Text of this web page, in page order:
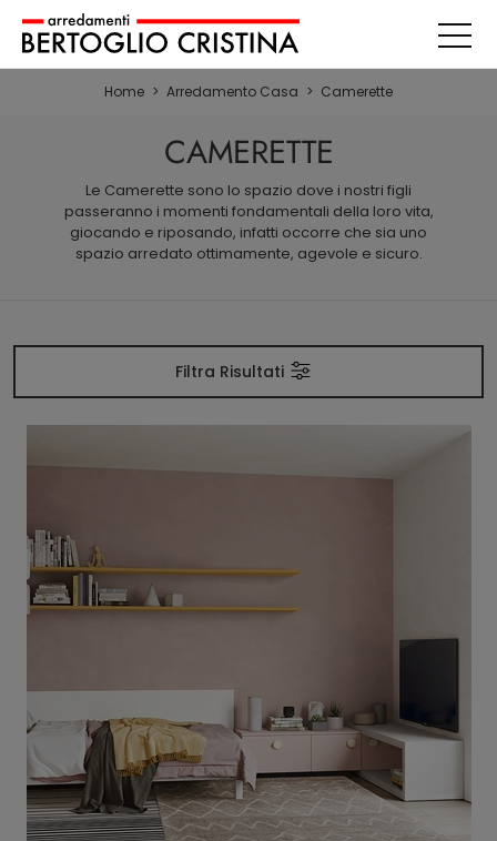
Home > Arredamento Casa > Camerette
CAMERETTE
Le Camerette sono lo spazio dove i nostri figli
passeranno i momenti fondamentali della loro vita,
giocando e riposando, infatti occorre che sia uno
spazio arredato ottimamente, agevole e sicuro.
Filtra Risultati